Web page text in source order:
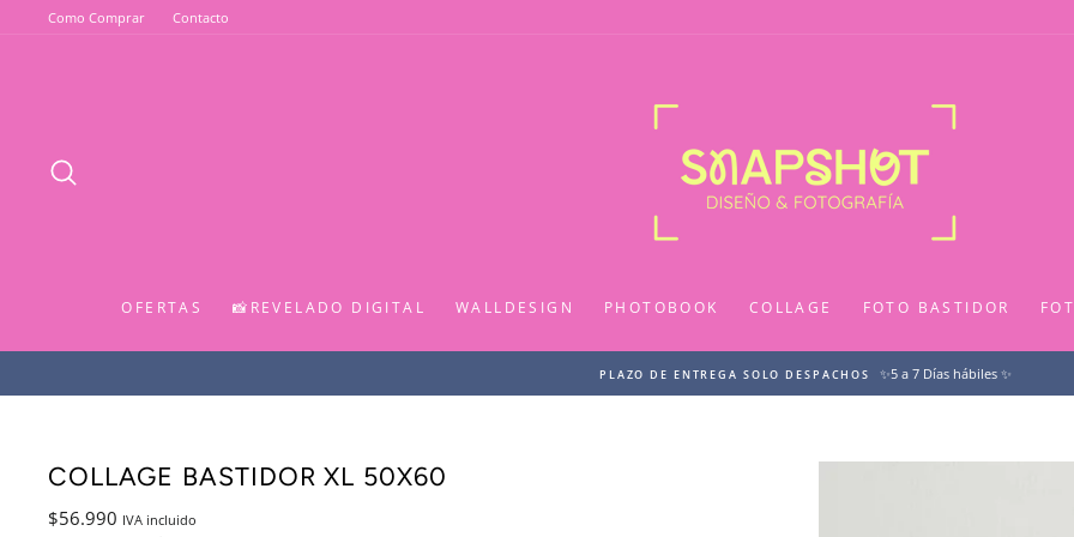
Como Comprar Contacto
OFERTAS 📸REVELADO DIGITAL WALLDESIGN PHOTOBOOK COLLAGE FOTO BASTIDOR
PLAZO DE ENTREGA SOLO DESPACHOS ✨5 a 7 Días hábiles ✨
COLLAGE BASTIDOR XL 50X60
Precio
$56.990 IVA incluido